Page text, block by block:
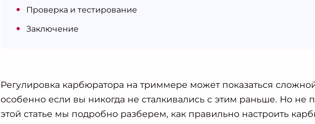
Регулировка карбюратора на триммере может показаться
особенно если вы никогда не сталкивались с этим раньше. Но не
этой статье мы подробно разберем, как правильно настроить
Проверка и тестирование
Заключение